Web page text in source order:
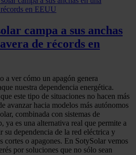
campa a sus anchas
de récords en
a ver cómo un apagón genera
nuestra dependencia energética.
este tipo de situaciones no hacen más
avanzar hacia modelos más autónomos
combinada con sistemas de
ya es una alternativa real que permite a
su dependencia de la red eléctrica y
cortes o apagones. En SotySolar vemos
por soluciones que no sólo sean